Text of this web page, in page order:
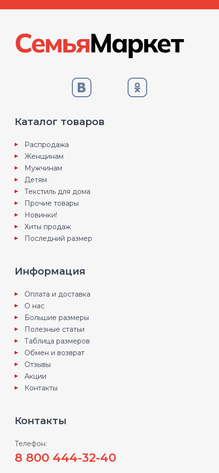
Каталог товаров
Распродажа
Женщинам
Мужчинам
Детям
Текстиль для дома
Прочие товары
Новинки!
Хиты продаж
Последний размер
Информация
Оплата и доставка
О нас
Большие размеры
Полезные статьи
Таблица размеров
Обмен и возврат
Отзывы
Акции
Контакты
Контакты
Телефон:
8 800 444-32-40